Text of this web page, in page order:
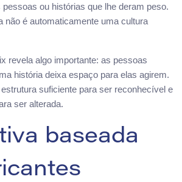
ou histórias que lhe deram peso.
não é automaticamente uma cultura
revela algo importante: as pessoas
história deixa espaço para elas agirem.
suficiente para ser reconhecível e
ser alterada.
baseada